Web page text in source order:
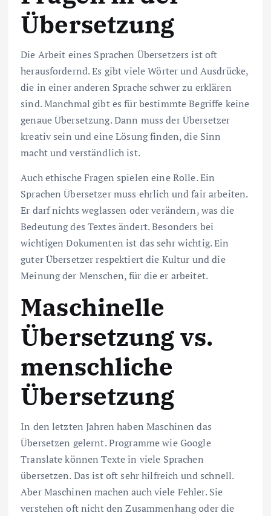
Übersetzung
Die Arbeit eines Sprachen Übersetzers ist oft
herausfordernd. Es gibt viele Wörter und Ausdrücke,
die in einer anderen Sprache schwer zu erklären
sind. Manchmal gibt es für bestimmte Begriffe keine
genaue Übersetzung. Dann muss der Übersetzer
kreativ sein und eine Lösung finden, die Sinn
macht und verständlich ist.
Auch ethische Fragen spielen eine Rolle. Ein
Sprachen Übersetzer muss ehrlich und fair arbeiten.
Er darf nichts weglassen oder verändern, was die
Bedeutung des Textes ändert. Besonders bei
wichtigen Dokumenten ist das sehr wichtig. Ein
guter Übersetzer respektiert die Kultur und die
Meinung der Menschen, für die er arbeitet.
Maschinelle
Übersetzung vs.
menschliche
Übersetzung
In den letzten Jahren haben Maschinen das
Übersetzen gelernt. Programme wie Google
Translate können Texte in viele Sprachen
übersetzen. Das ist oft sehr hilfreich und schnell.
Aber Maschinen machen auch viele Fehler. Sie
verstehen oft nicht den Zusammenhang oder die